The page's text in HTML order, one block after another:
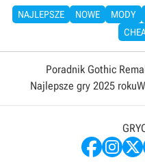
NAJLEPSZE NOWE MODY
Poradnik Gothic
Najlepsze gry 2025 roku